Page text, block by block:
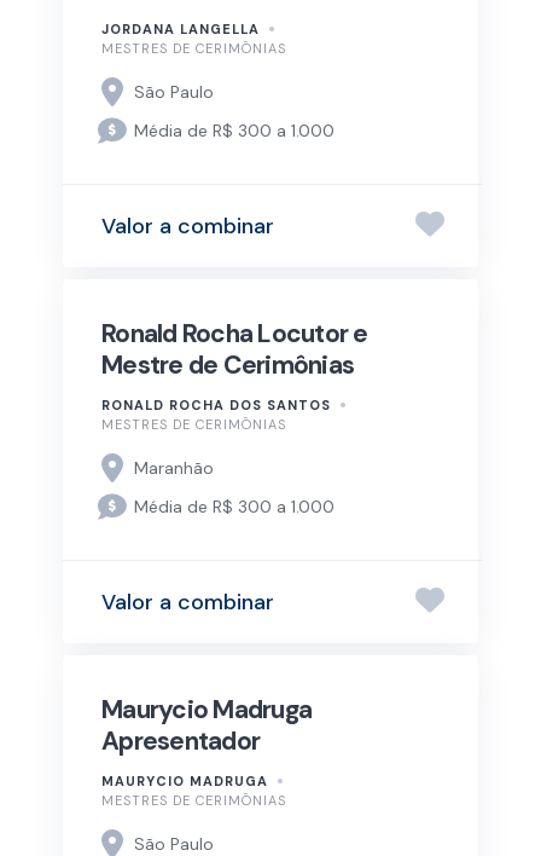
JORDANA LANGELLA
MESTRES DE CERIMÔNIAS
São Paulo
Média de R$ 300 a 1.000
Valor a combinar
Ronald Rocha Locutor e
Mestre de Cerimônias
RONALD ROCHA DOS SANTOS
MESTRES DE CERIMÔNIAS
Maranhão
Média de R$ 300 a 1.000
Valor a combinar
Maurycio Madruga
Apresentador
MAURYCIO MADRUGA
MESTRES DE CERIMÔNIAS
São Paulo